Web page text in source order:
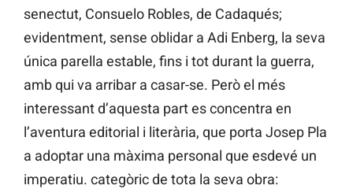
senectut, Consuelo Robles, de Cadaqués;
evidentment, sense oblidar a Adi Enberg, la seva
única parella estable, fins i tot durant la guerra,
amb qui va arribar a casar-se. Però el més
interessant d’aquesta part es concentra en
l’aventura editorial i literària, que porta Josep Pla
a adoptar una màxima personal que esdevé un
imperatiu. categòric de tota la seva obra: